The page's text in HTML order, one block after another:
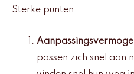
Sterke punten:
passen zich snel aan